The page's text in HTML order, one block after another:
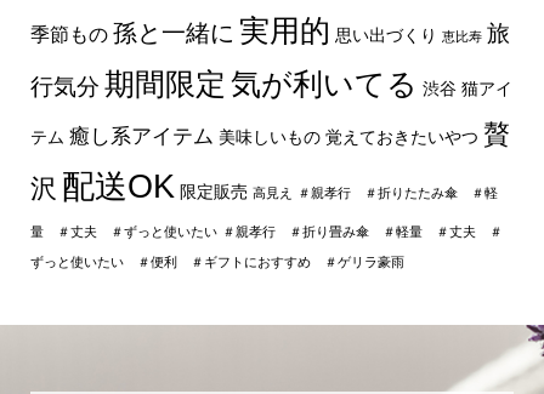
季節もの 孫と一緒に 実用的 思い出づくり 恵比寿 旅
行気分 期間限定 気が利いてる 渋谷 猫アイ
テム 癒し系アイテム 美味しいもの 覚えておきたいやつ 贅
沢 配送OK 限定販売 高見え ＃親孝行 ＃折りたたみ傘 ＃軽
量 ＃丈夫 ＃ずっと使いたい ＃親孝行 ＃折り畳み傘 ＃軽量 ＃丈夫 ＃
ずっと使いたい ＃便利 ＃ギフトにおすすめ ＃ゲリラ豪雨